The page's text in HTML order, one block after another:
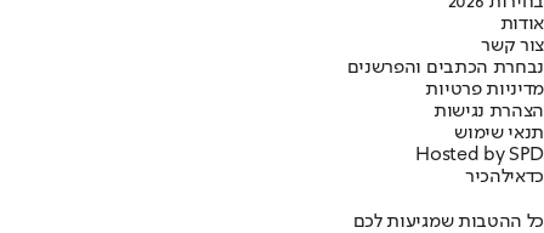
אודות
צור קשר
נבחרת הכתבים והפרשנים
מדיניות פרטיות
הצהרת נגישות
תנאי שימוש
Hosted by SPD
כדאילהכיר
כל ההטבות שמגיעות לכם